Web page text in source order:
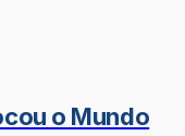
o Mundo